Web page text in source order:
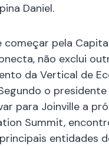
Daniel.
começar pela
não exclui
da Vertical de
o
para Joinville a
Summit,
entidades